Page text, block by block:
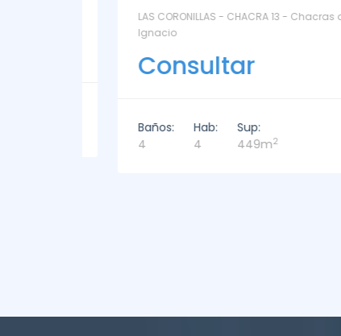
LAS CORONILLAS - CHACRA 13 - Chacras de José
Ignacio
Consultar
Baños:
Hab:
Sup:
2